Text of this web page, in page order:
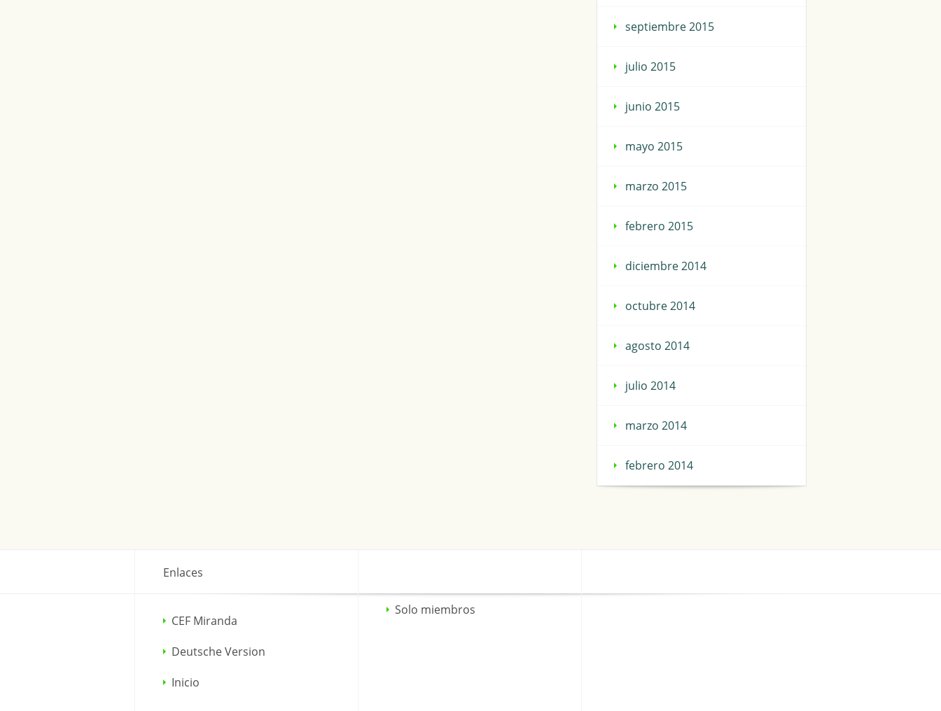
septiembre 2015
julio 2015
junio 2015
mayo 2015
marzo 2015
febrero 2015
diciembre 2014
octubre 2014
agosto 2014
julio 2014
marzo 2014
febrero 2014
Enlaces
CEF Miranda
Deutsche Version
Inicio
Solo miembros